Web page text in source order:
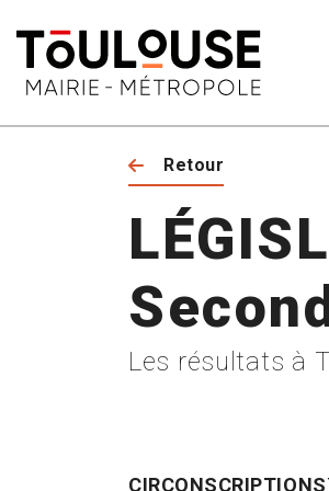
Retour
Les résultats à
CIRCONSCRIPTIONS